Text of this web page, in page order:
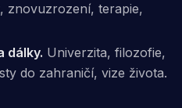
znovuzrození, terapie,
dálky. Univerzita, filozofie,
do zahraničí, vize života.